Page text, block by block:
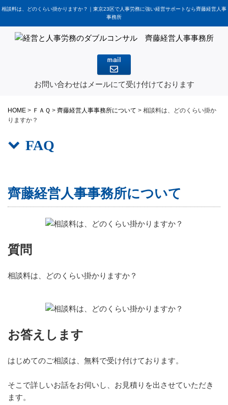
相談料は、どのくらい掛かりますか？｜東京23区で人事労務に強い経営サポートなら齊藤経営人事
事務所
お問い合わせはメールにて受け付けております
HOME > ＦＡＱ > 齊藤経営人事事務所について > 相談料は、どのくらい掛か
りますか？
FAQ
齊藤経営人事事務所について
質問
相談料は、どのくらい掛かりますか？
お答えします
はじめてのご相談は、無料で受け付けております。
そこで詳しいお話をお伺いし、お見積りを出させていただき
ます。